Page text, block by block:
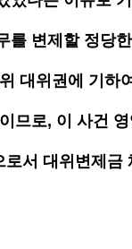
를 변제할 정당
대위권에 기하
므로, 이 사건
서 대위변제